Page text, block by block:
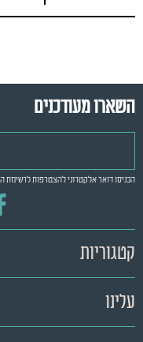
השארו מעודכנים
הכניסו דואר אלקטרוני להצטרפות לרשימת
קטגוריות
עלינו